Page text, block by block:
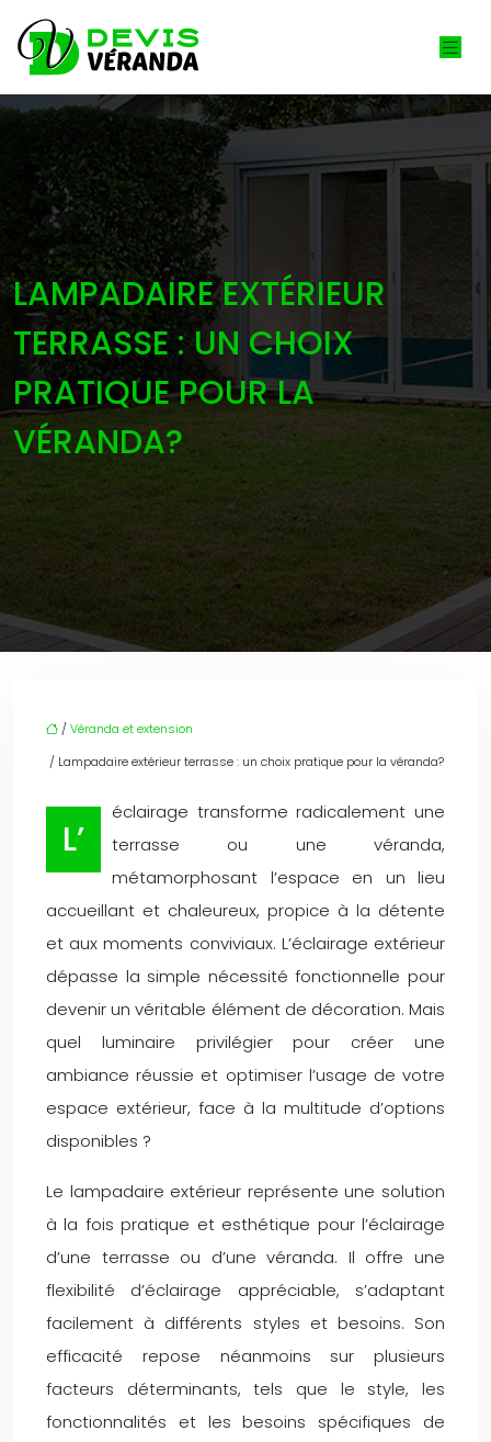
LAMPADAIRE EXTÉRIEUR
TERRASSE : UN CHOIX
PRATIQUE POUR LA
VÉRANDA?
/Véranda et extension
/ Lampadaire extérieur terrasse : un choix pratique pour la véranda?
L’
éclairage transforme radicalement une
terrasse ou une véranda,
métamorphosant l’espace en un lieu
accueillant et chaleureux, propice à la détente
et aux moments conviviaux. L’éclairage extérieur
dépasse la simple nécessité fonctionnelle pour
devenir un véritable élément de décoration. Mais
quel luminaire privilégier pour créer une
ambiance réussie et optimiser l’usage de votre
espace extérieur, face à la multitude d’options
disponibles ?
Le lampadaire extérieur représente une solution
à la fois pratique et esthétique pour l’éclairage
d’une terrasse ou d’une véranda. Il offre une
flexibilité d’éclairage appréciable, s’adaptant
facilement à différents styles et besoins. Son
efficacité repose néanmoins sur plusieurs
facteurs déterminants, tels que le style, les
fonctionnalités et les besoins spécifiques de